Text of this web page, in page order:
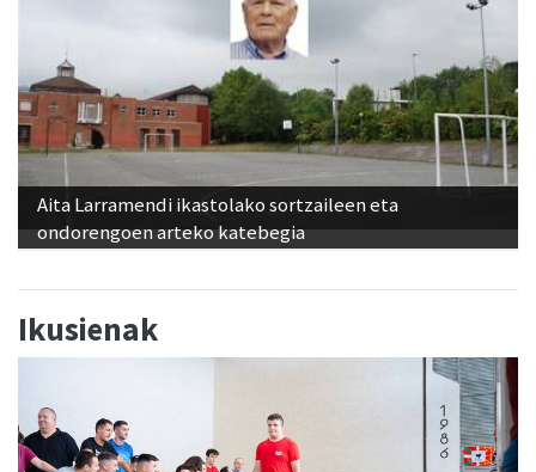
Aita Larramendi ikastolako sortzaileen eta
ondorengoen arteko katebegia
Ikusienak